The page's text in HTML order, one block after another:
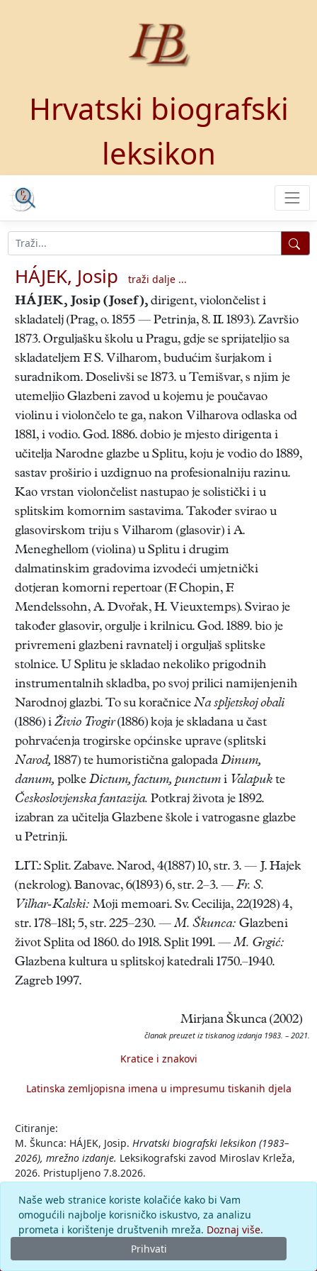
Hrvatski biografski
leksikon
HÁJEK, Josip
traži dalje ...
HÁJEK, Josip (Josef), dirigent, violončelist i
skladatelj (Prag, o. 1855 — Petrinja, 8. II. 1893). Završio
1873. Orguljašku školu u Pragu, gdje se sprijateljio sa
skladateljem F. S. Vilharom, budućim šurjakom i
suradnikom. Doselivši se 1873. u Temišvar, s njim je
utemeljio Glazbeni zavod u kojemu je poučavao
violinu i violončelo te ga, nakon Vilharova odlaska od
1881, i vodio. God. 1886. dobio je mjesto dirigenta i
učitelja Narodne glazbe u Splitu, koju je vodio do 1889,
sastav proširio i uzdignuo na profesionalniju razinu.
Kao vrstan violončelist nastupao je solistički i u
splitskim komornim sastavima. Također svirao u
glasovirskom triju s Vilharom (glasovir) i A.
Meneghellom (violina) u Splitu i drugim
dalmatinskim gradovima izvodeći umjetnički
dotjeran komorni repertoar (F. Chopin, F.
Mendelssohn, A. Dvořak, H. Vieuxtemps). Svirao je
također glasovir, orgulje i krilnicu. God. 1889. bio je
privremeni glazbeni ravnatelj i orguljaš splitske
stolnice. U Splitu je skladao nekoliko prigodnih
instrumentalnih skladba, po svoj prilici namijenjenih
Narodnoj glazbi. To su koračnice Na spljetskoj obali
(1886) i Živio Trogir(1886) koja je skladana u čast
pohrvaćenja trogirske općinske uprave (splitski
Narod, 1887) te humoristična galopada Dinum,
danum, polke Dictum, factum, punctum i Valapuk te
Českoslovjenska fantazija. Potkraj života je 1892.
izabran za učitelja Glazbene škole i vatrogasne glazbe
u Petrinji.
LIT.: Split. Zabave. Narod, 4(1887) 10, str. 3. — J. Hajek
(nekrolog). Banovac, 6(1893) 6, str. 2–3. — Fr. S.
Vilhar-Kalski: Moji memoari. Sv. Cecilija, 22(1928) 4,
str. 178–181; 5, str. 225–230. —M. Škunca: Glazbeni
život Splita od 1860. do 1918. Split 1991. —M. Grgić:
Glazbena kultura u splitskoj katedrali 1750.–1940.
Zagreb 1997.
Mirjana Škunca (2002)
članak preuzet iz tiskanog izdanja 1983. – 2021.
Kratice i znakovi
Latinska zemljopisna imena u impresumu tiskanih djela
Citiranje:
M. Škunca: HÁJEK, Josip. Hrvatski biografski leksikon (1983–
2026), mrežno izdanje. Leksikografski zavod Miroslav Krleža,
2026. Pristupljeno 7.8.2026.
Komentar
Naše web stranice koriste kolačiće kako bi Vam
omogućili najbolje korisničko iskustvo, za analizu
prometa i korištenje društvenih mreža. Doznaj više.
Prihvati
© 2026.Leksikografski zavodMiroslav Krleža